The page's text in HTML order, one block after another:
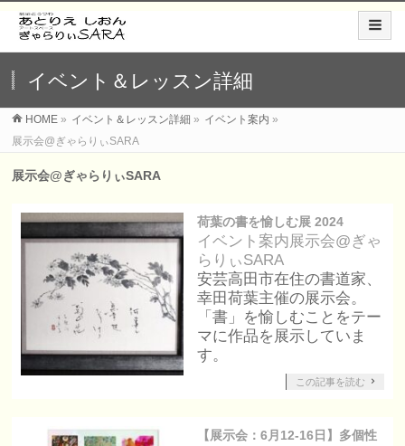
イベント＆レッスン詳細
HOME » イベント＆レッスン詳細 » イベント案内 »
展示会@ぎゃらりぃSARA
展示会@ぎゃらりぃSARA
荷葉の書を愉しむ展 2024
イベント案内展示会@ぎゃ
らりぃSARA
安芸高田市在住の書道家、
幸田荷葉主催の展示会。
「書」を愉しむことをテー
マに作品を展示していま
す。
この記事を読む
【展示会：6月12-16日】多個性